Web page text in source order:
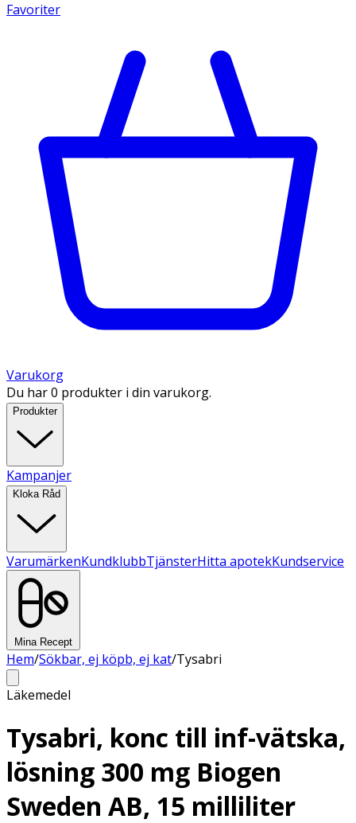
Favoriter
Varukorg
Du har 0 produkter i din varukorg.
Produkter
Kampanjer
Kloka Råd
VarumärkenKundklubbTjänsterHitta apotekKundservice
Mina Recept
Hem/Sökbar, ej köpb, ej kat/Tysabri
Läkemedel
Tysabri, konc till inf-vätska,
lösning 300 mg Biogen
Sweden AB, 15 milliliter